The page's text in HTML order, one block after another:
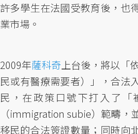
許多學生在法國受教育後，也
業市場。
2009年薩科奇上台後，將以「
民或有醫療需要者）」，合法
民，在政策口號下打入了「
（immigration subie）範疇，
移民的合法簽證數量；同時向